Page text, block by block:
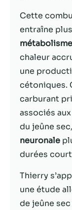
Cette
entraîne
chaleur
une
cétoniques.
carburant
associés
du jeûne
neuronale
durées
Thierry
une étude
de jeûne